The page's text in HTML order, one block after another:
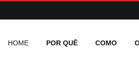
HOME POR QUÊ COMO